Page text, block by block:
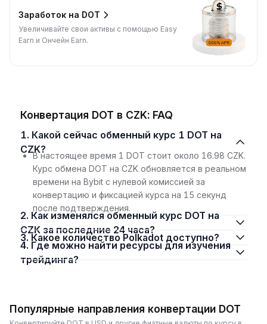
Заработок на DOT
Увеличивайте свои активы с помощью Easy
Earn и Ончейн Earn.
Конвертация DOT в CZK: FAQ
1. Какой сейчас обменный курс 1 DOT на
CZK?
В настоящее время 1 DOT стоит около 16.98 CZK.
Курс обмена DOT на CZK обновляется в реальном
времени на Bybit с нулевой комиссией за
конвертацию и фиксацией курса на 15 секунд
после подтверждения.
2. Как изменялся обменный курс DOT на
CZK за последние 24 часа?
3. Какое количество Polkadot доступно?
4. Где можно найти ресурсы для изучения
трейдинга?
Популярные направления конвертации DOT